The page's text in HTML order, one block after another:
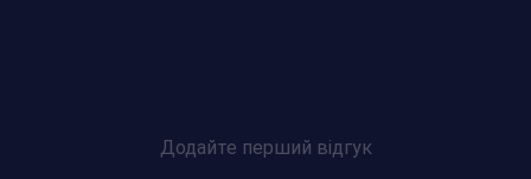
Додайте перший відгук